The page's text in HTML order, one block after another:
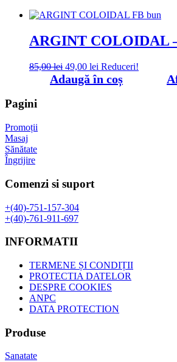
ARGINT COLOIDAL
85,00lei Prețul
inițial
a
49,00 lei Prețul
curent
este:
Reduceri!
Adaugă în coș
Pagini
Promoții
Masaj
Sănătate
Îngrijire
Comenzi si suport
+(40)-751-157-304
+(40)-761-911-697
INFORMATII
TERMENE ȘI CONDIȚII
PROTECTIA DATELOR
DESPRE COOKIES
ANPC
DATA PROTECTION
Produse
Sanatate